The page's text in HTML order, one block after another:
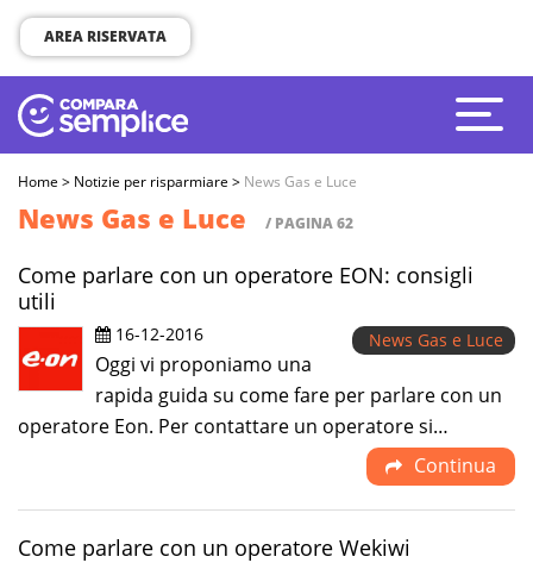
AREA RISERVATA
Home > Notizie per risparmiare > News Gas e Luce
News Gas e Luce / PAGINA 62
Come parlare con un operatore EON: consigli
utili
16-12-2016 News Gas e Luce
Oggi vi proponiamo una
rapida guida su come fare per parlare con un
operatore Eon. Per contattare un operatore si…
Continua
Come parlare con un operatore Wekiwi